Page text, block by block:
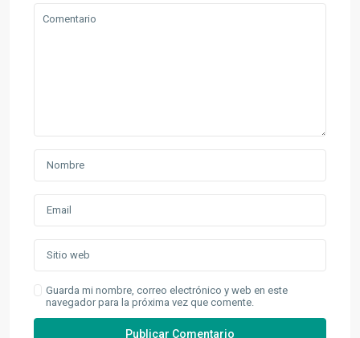
Guarda mi nombre, correo electrónico y web en este
navegador para la próxima vez que comente.